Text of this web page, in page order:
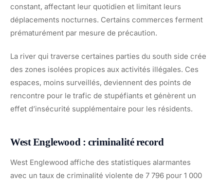
constant, affectant leur quotidien et limitant leurs
déplacements nocturnes. Certains commerces ferment
prématurément par mesure de précaution.
La river qui traverse certaines parties du south side crée
des zones isolées propices aux activités illégales. Ces
espaces, moins surveillés, deviennent des points de
rencontre pour le trafic de stupéfiants et génèrent un
effet d’insécurité supplémentaire pour les résidents.
West Englewood : criminalité record
West Englewood affiche des statistiques alarmantes
avec un taux de criminalité violente de 7 796 pour 1 000